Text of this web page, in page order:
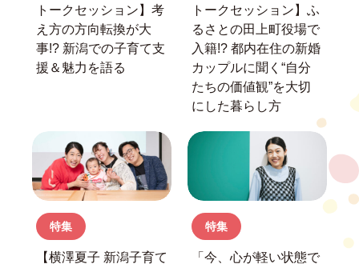
トークセッション】 考
え方の方向転換が大
事!? 新潟での子育て支
援＆魅力を語る
トークセッション】 ふ
るさとの田上町役場で
入籍!? 都内在住の新婚
カップルに聞く “自分
たちの価値観”を大切
にした暮らし方
特集
【横澤夏子 新潟子育て
特集
「今、心が軽い状態で